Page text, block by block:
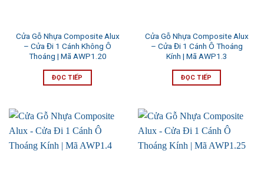
Cửa Gỗ Nhựa Composite Alux
– Cửa Đi 1 Cánh Không Ô
Thoáng | Mã AWP1.20
ĐỌC TIẾP
Cửa Gỗ Nhựa Composite Alux
– Cửa Đi 1 Cánh Ô Thoáng
Kính | Mã AWP1.3
ĐỌC TIẾP